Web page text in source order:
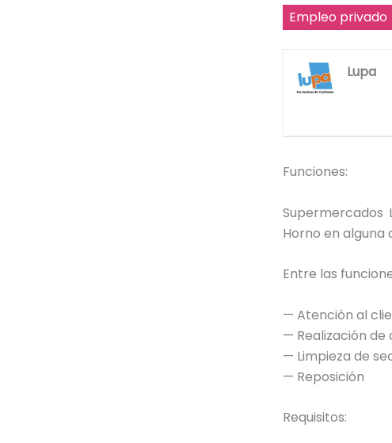
Empleo privado
Lupa
Funciones:
Supermercados
Horno en alguna
Entre las
— Atención al
— Realización de
— Limpieza de
— Reposición
Requisitos: